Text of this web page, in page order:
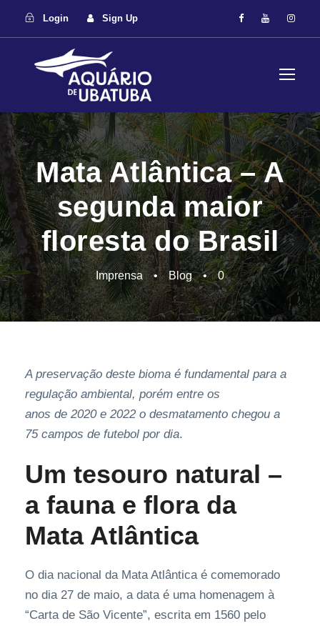
Login Sign Up
Mata Atlântica – A
segunda maior
floresta do Brasil
Imprensa • Blog • 0
A preservação deste bioma é fundamental para a
regulação ambiental, porém entre os
anos de 2020 e 2022 o desmatamento chegou a
75 campos de futebol por dia.
Um tesouro natural –
a fauna e flora da
Mata Atlântica
O dia nacional da Mata Atlântica é comemorado
no dia 27 de maio, a data é uma homenagem à
“Carta de São Vicente”, escrita em 1560 pelo